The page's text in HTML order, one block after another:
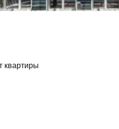
квартиры